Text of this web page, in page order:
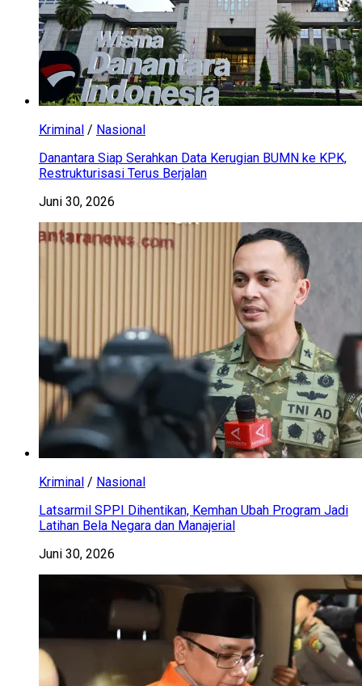
Kriminal / Nasional
Danantara Siap Serahkan Data Kerugian BUMN ke KPK,
Restrukturisasi Terus Berjalan
Juni 30, 2026
Kriminal / Nasional
Latsarmil SPPI Dihentikan, Kemhan Ubah Program Jadi
Latihan Bela Negara dan Manajerial
Juni 30, 2026